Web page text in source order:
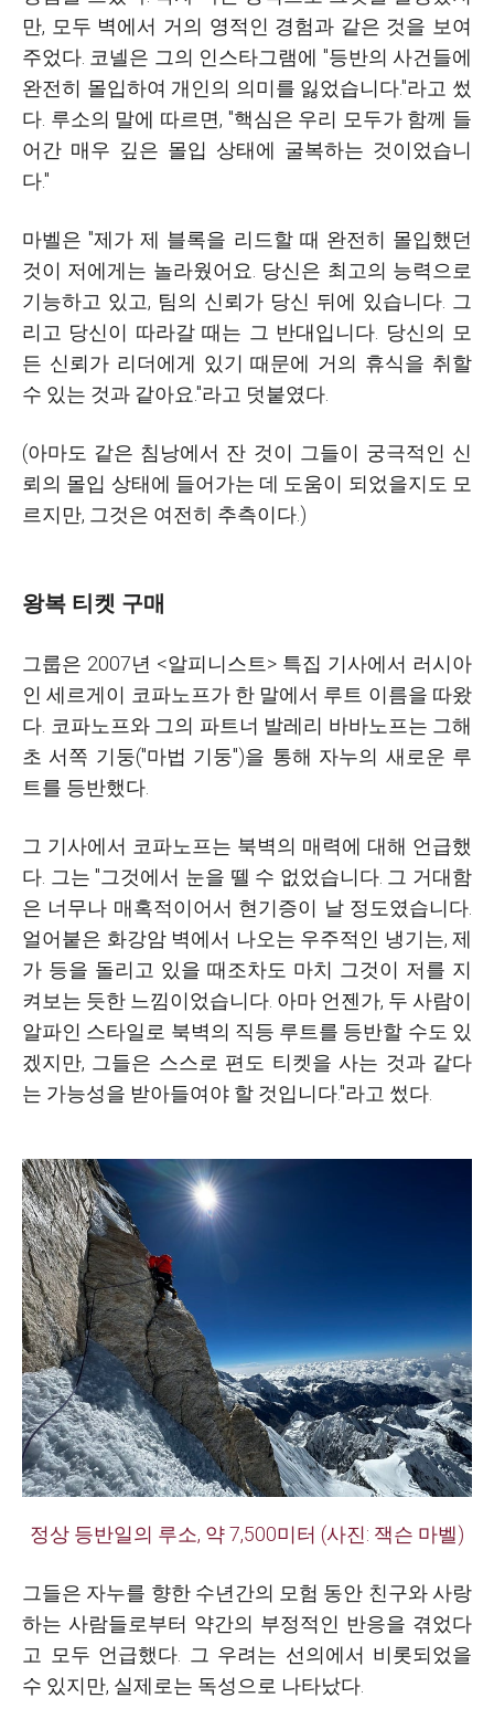
만, 모두 벽에서 거의 영적인 경험과 같은 것을 보여
주었다. 코넬은 그의 인스타그램에 "등반의 사건들에
완전히 몰입하여 개인의 의미를 잃었습니다."라고 썼
다. 루소의 말에 따르면, "핵심은 우리 모두가 함께 들
어간 매우 깊은 몰입 상태에 굴복하는 것이었습니
다."
마벨은 "제가 제 블록을 리드할 때 완전히 몰입했던
것이 저에게는 놀라웠어요. 당신은 최고의 능력으로
기능하고 있고, 팀의 신뢰가 당신 뒤에 있습니다. 그
리고 당신이 따라갈 때는 그 반대입니다. 당신의 모
든 신뢰가 리더에게 있기 때문에 거의 휴식을 취할
수 있는 것과 같아요."라고 덧붙였다.
(아마도 같은 침낭에서 잔 것이 그들이 궁극적인 신
뢰의 몰입 상태에 들어가는 데 도움이 되었을지도 모
르지만, 그것은 여전히 추측이다.)
왕복 티켓 구매
그룹은 2007년 <알피니스트> 특집 기사에서 러시아
인 세르게이 코파노프가 한 말에서 루트 이름을 따왔
다. 코파노프와 그의 파트너 발레리 바바노프는 그해
초 서쪽 기둥("마법 기둥")을 통해 자누의 새로운 루
트를 등반했다.
그 기사에서 코파노프는 북벽의 매력에 대해 언급했
다. 그는 "그것에서 눈을 뗄 수 없었습니다. 그 거대함
은 너무나 매혹적이어서 현기증이 날 정도였습니다.
얼어붙은 화강암 벽에서 나오는 우주적인 냉기는, 제
가 등을 돌리고 있을 때조차도 마치 그것이 저를 지
켜보는 듯한 느낌이었습니다. 아마 언젠가, 두 사람이
알파인 스타일로 북벽의 직등 루트를 등반할 수도 있
겠지만, 그들은 스스로 편도 티켓을 사는 것과 같다
는 가능성을 받아들여야 할 것입니다."라고 썼다.
정상 등반일의 루소, 약 7,500미터 (사진: 잭슨 마벨)
그들은 자누를 향한 수년간의 모험 동안 친구와 사랑
하는 사람들로부터 약간의 부정적인 반응을 겪었다
고 모두 언급했다. 그 우려는 선의에서 비롯되었을
수 있지만, 실제로는 독성으로 나타났다.